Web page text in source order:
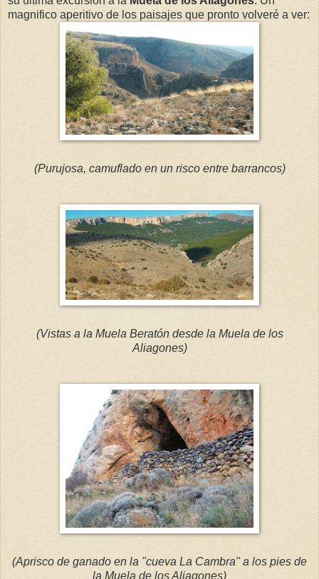
magnifico aperitivo de los paisajes que pronto volveré a ver:
(Purujosa, camuflado en un risco entre barrancos)
(Vistas a la Muela Beratón desde la Muela de los
Aliagones)
(Aprisco de ganado en la "cueva La Cambra" a los pies de
la Muela de los Aliagones)